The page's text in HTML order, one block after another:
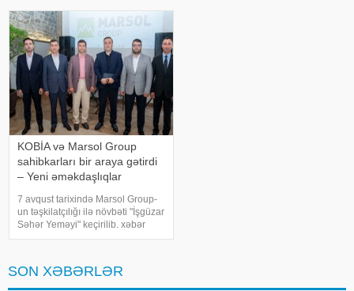
və rahat edir. OK kredit kartı
sahibləri istifadə edilmiş kredit
məbləği üzr
KOBİA və Marsol Group
sahibkarları bir araya gətirdi
– Yeni əməkdaşlıqlar
7 avqust tarixində Marsol Group-
un təşkilatçılığı ilə növbəti "İşgüzar
Səhər Yeməyi" keçirilib. xəbər
verir ki, tədbirdə Kiçik və Orta
Orxan Məmmədo
SON XƏBƏRLƏR